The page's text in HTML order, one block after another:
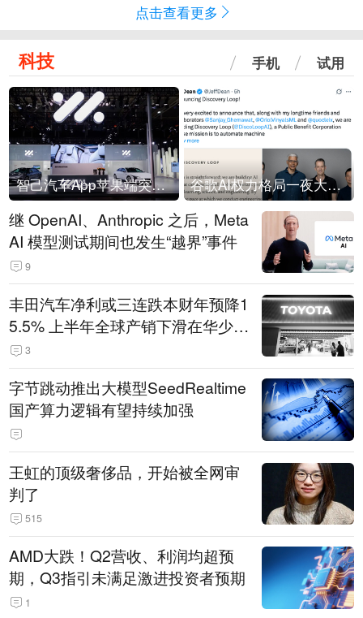
点击查看更多
科技 手机 试用
智己汽车App苹果端突然“下架” 谷歌AI权力格局一夜大洗牌
继 OpenAI、Anthropic 之后，Meta
AI 模型测试期间也发生“越界”事件
9
丰田汽车净利或三连跌本财年预降1
5.5% 上半年全球产销下滑在华少卖
14.3万辆
3
字节跳动推出大模型SeedRealtime
国产算力逻辑有望持续加强
王虹的顶级奢侈品，开始被全网审
判了
515
AMD大跌！Q2营收、利润均超预
期，Q3指引未满足激进投资者预期
1